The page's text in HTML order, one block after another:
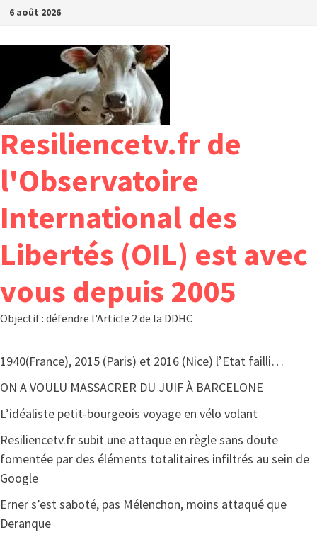
Passer
contenu
6 août 2026
Resiliencetv.fr de
l'Observatoire
International des
Libertés (OIL) est avec
vous depuis 2005
Objectif : défendre l'Article 2 de la DDHC
1940(France), 2015 (Paris) et 2016 (Nice) l’Etat failli…
ON A VOULU MASSACRER DU JUIF À BARCELONE
L’idéaliste petit-bourgeois voyage en vélo volant
Resiliencetv.fr subit une attaque en règle sans doute
fomentée par des éléments totalitaires infiltrés au sein de
Google
Erner s’est saboté, pas Mélenchon, moins attaqué que
Deranque